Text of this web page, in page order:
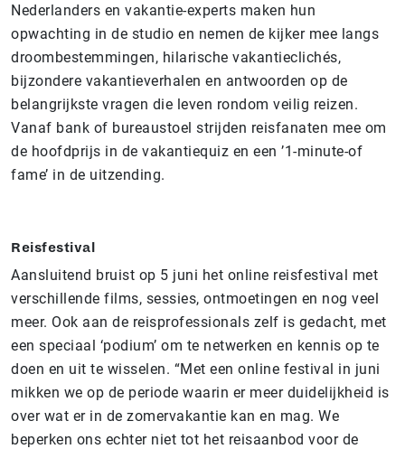
Nederlanders en vakantie-experts maken hun
opwachting in de studio en nemen de kijker mee langs
droombestemmingen, hilarische vakantieclichés,
bijzondere vakantieverhalen en antwoorden op de
belangrijkste vragen die leven rondom veilig reizen.
Vanaf bank of bureaustoel strijden reisfanaten mee om
de hoofdprijs in de vakantiequiz en een ’1-minute-of
fame’ in de uitzending.
Reisfestival
Aansluitend bruist op 5 juni het online reisfestival met
verschillende films, sessies, ontmoetingen en nog veel
meer. Ook aan de reisprofessionals zelf is gedacht, met
een speciaal ‘podium’ om te netwerken en kennis op te
doen en uit te wisselen. “Met een online festival in juni
mikken we op de periode waarin er meer duidelijkheid is
over wat er in de zomervakantie kan en mag. We
beperken ons echter niet tot het reisaanbod voor de